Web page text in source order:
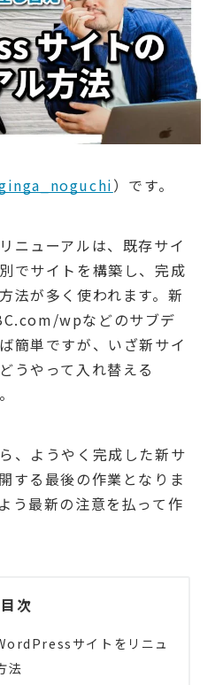
）です。
ニューアルは、既存サイ
でサイトを構築し、完成
法が多く使われます。新
wpなどのサブデ
簡単ですが、いざ新サイ
うやって入れ替える
、ようやく完成した新サ
する最後の作業となりま
う最新の注意を払って作
目次
サイトをリニュ
法